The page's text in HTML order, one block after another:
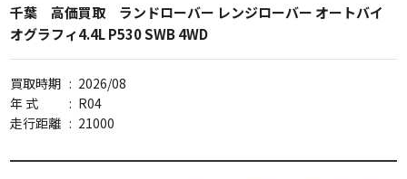
千葉 高価買取 ランドローバー レンジローバー オートバイ
オグラフィ4.4L P530 SWB 4WD
買取時期 : 2026/08
年 式
: R04
走行距離 : 21000